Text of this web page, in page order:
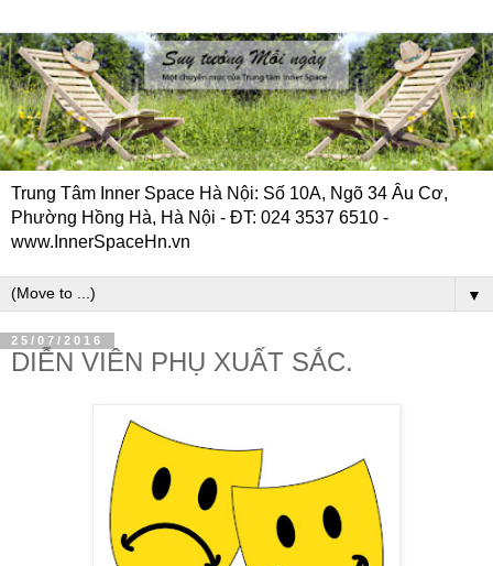
Trung Tâm Inner Space Hà Nội: Số 10A, Ngõ 34 Âu Cơ,
Phường Hồng Hà, Hà Nội - ĐT: 024 3537 6510 -
www.InnerSpaceHn.vn
▼
25/07/2016
DIỄN VIÊN PHỤ XUẤT SẮC.